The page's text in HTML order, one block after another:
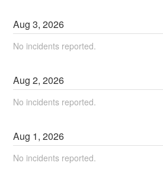
Aug3,2026
No incidents reported.
Aug2,2026
No incidents reported.
Aug 1,2026
No incidents reported.